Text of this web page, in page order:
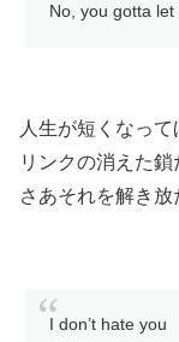
No, you gotta let
人生が短くなっ
リンクの消えた
さあそれを解き放
I don’t hate you